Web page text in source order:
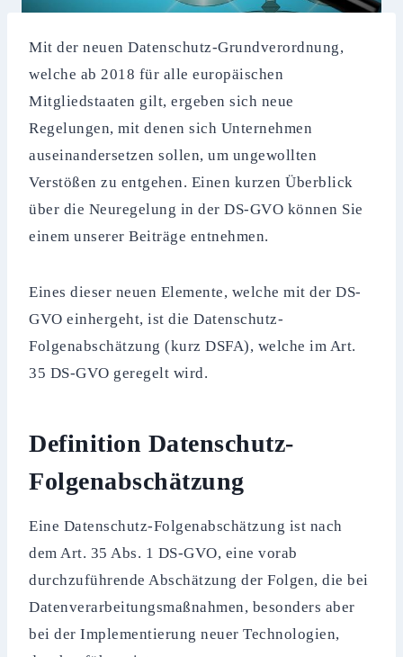
Mit der neuen Datenschutz-Grundverordnung,
welche ab 2018 für alle europäischen
Mitgliedstaaten gilt, ergeben sich neue
Regelungen, mit denen sich Unternehmen
auseinandersetzen sollen, um ungewollten
Verstößen zu entgehen. Einen kurzen Überblick
über die Neuregelung in der DS-GVO können Sie
einem unserer Beiträge entnehmen.
Eines dieser neuen Elemente, welche mit der DS-
GVO einhergeht, ist die Datenschutz-
Folgenabschätzung (kurz DSFA), welche im Art.
35 DS-GVO geregelt wird.
Definition Datenschutz-
Folgenabschätzung
Eine Datenschutz-Folgenabschätzung ist nach
dem Art. 35 Abs. 1 DS-GVO, eine vorab
durchzuführende Abschätzung der Folgen, die bei
Datenverarbeitungsmaßnahmen, besonders aber
bei der Implementierung neuer Technologien,